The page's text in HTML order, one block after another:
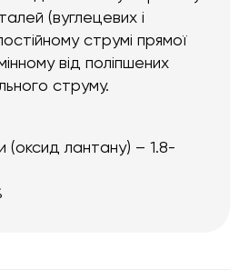
(вуглецевих і
струмі прямої
від поліпшених
струму.
(оксид лантану) – 1.8-